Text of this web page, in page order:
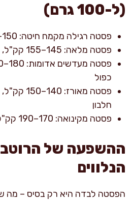
(ל-100 גרם)
פסטה רגילה מקמח חיטה: 150–160 קק"ל
פסטה מלאה: 145–155 קק"ל, אך עם יותר סיבים
כפול
פסטה
חלבון
פסטה מקינואה: 170–190 קק"ל, עם שומן בלתי רווי
ההשפעה של הרוטב
הנלווים
הפסטה לבדה היא רק בסיס – מה